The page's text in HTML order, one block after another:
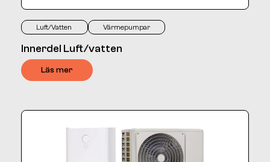
Luft/Vatten Värmepumpar
Innerdel Luft/vatten
Läs mer